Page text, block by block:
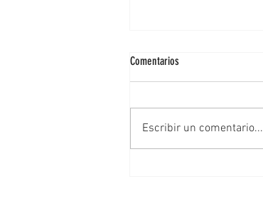
Comentarios
Escribir un comentario...